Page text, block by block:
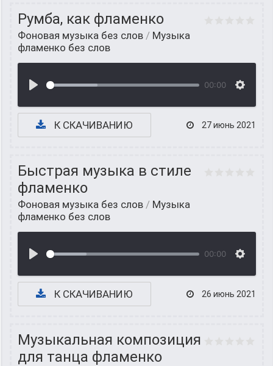
Румба, как фламенко
Фоновая музыка без слов / Музыка
фламенко без слов
00:00
К СКАЧИВАНИЮ 27 июнь 2021
Быстрая музыка в стиле
фламенко
Фоновая музыка без слов / Музыка
фламенко без слов
00:00
К СКАЧИВАНИЮ 26 июнь 2021
Музыкальная композиция
для танца фламенко